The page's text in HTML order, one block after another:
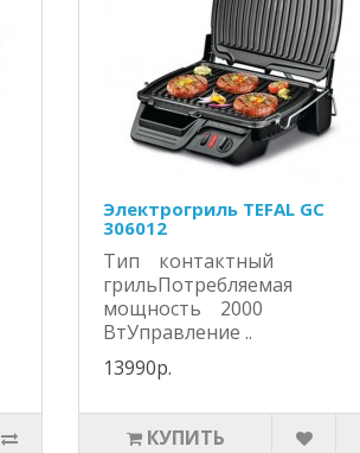
Электрогриль TEFAL GC
306012
Тип контактный
грильПотребляемая
мощность 2000
ВтУправление ..
13990р.
КУПИТЬ